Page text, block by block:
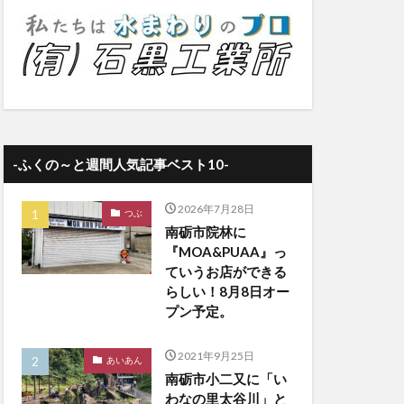
-ふくの～と週間人気記事ベスト10-
つぶ 2026年7月28日
南砺市院林に
『MOA&PUAA』っ
ていうお店ができる
らしい！8月8日オー
プン予定。
あいあん 2021年9月25日
南砺市小二又に「い
わなの里太谷川」と